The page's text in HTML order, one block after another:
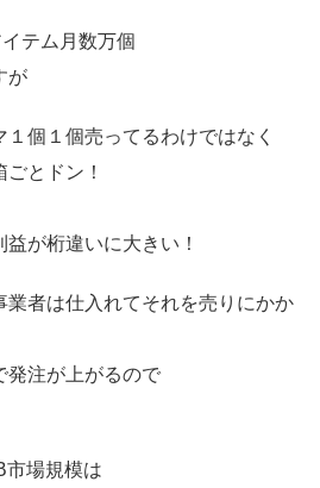
テム月数万個
が
個１個売ってるわけではなく
とドン！
が桁違いに大きい！
業者は仕入れてそれを売りにかか
発注が上がるので
市場規模は